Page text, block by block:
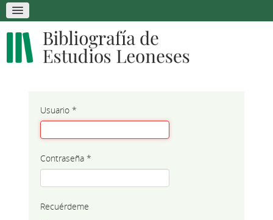
Usuario*
Contraseña*
Recuérdeme